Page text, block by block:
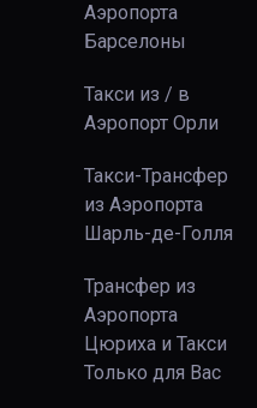
Аэропорта
Барселоны
Такси из / в
Аэропорт Орли
Такси-Трансфер
из Аэропорта
Шарль-де-Голля
Трансфер из
Аэропорта
Цюриха и Такси
Только для Вас